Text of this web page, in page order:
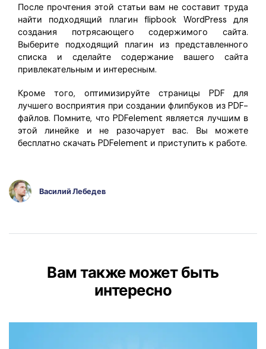
После прочтения этой статьи вам не составит труда
найти подходящий плагин flipbook WordPress для
создания потрясающего содержимого сайта.
Выберите подходящий плагин из представленного
списка и сделайте содержание вашего сайта
привлекательным и интересным.
Кроме того, оптимизируйте страницы PDF для
лучшего восприятия при создании флипбуков из PDF-
файлов. Помните, что PDFelement является лучшим в
этой линейке и не разочарует вас. Вы можете
бесплатно скачать PDFelement и приступить к работе.
Василий Лебедев
Вам также может быть
интересно